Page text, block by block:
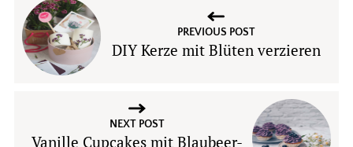
PREVIOUS POST
DIY Kerze mit Blüten verzieren
NEXT POST
Vanille Cupcakes mit Blaubeer-